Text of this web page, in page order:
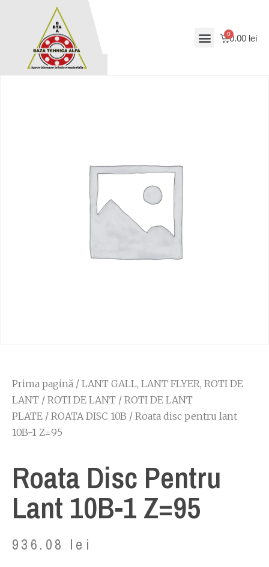
0.00 lei
Prima pagină / LANT GALL, LANT FLYER, ROTI DE
LANT / ROTI DE LANT / ROTI DE LANT
PLATE / ROATA DISC 10B / Roata disc pentru lant
10B-1 Z=95
Roata Disc Pentru
Lant 10B-1 Z=95
936.08 lei